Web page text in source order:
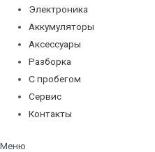
Электроника
Аккумуляторы
Аксессуары
Разборка
С пробегом
Сервис
Контакты
Меню